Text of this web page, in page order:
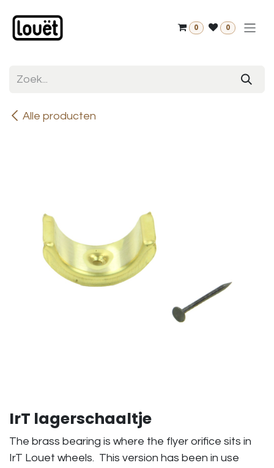
0 0
Alle producten
IrT lagerschaaltje
The brass bearing is where the flyer orifice sits in
IrT Louet wheels. This version has been in use